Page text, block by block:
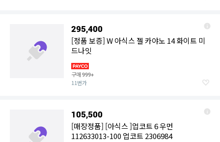
295,400
[정품 보증] W 아식스 젤 카야노 14 화이트 미
드나잇
구매999+
11번가
105,500
[매장정품] [아식스 ]업코트 6 우먼
112633013-100 업코트 2306984